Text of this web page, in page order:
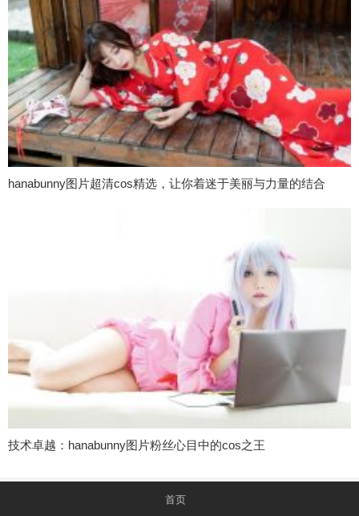
hanabunny图片超清cos精选，让你着迷于美丽与力量的结合
技术卓越：hanabunny图片粉丝心目中的cos之王
首页